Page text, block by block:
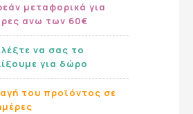
μεταφορικά για
ανω των 60€
να σας το
για δώρο
του προϊόντος σε